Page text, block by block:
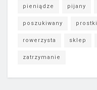
pieniądze pijany
poszukiwany prostki
rowerzysta sklep
zatrzymanie